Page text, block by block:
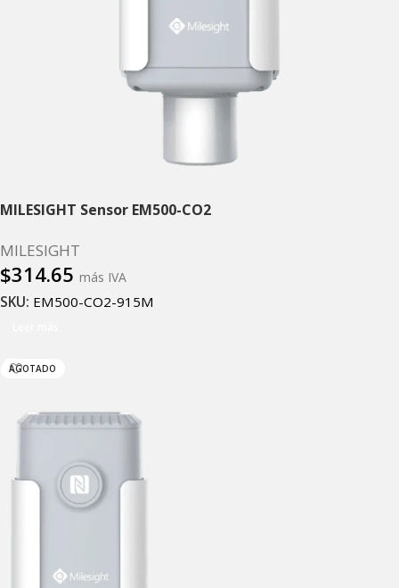
MILESIGHT Sensor EM500-CO2
MILESIGHT
$314.65 más IVA
SKU: EM500-CO2-915M
AGOTADO